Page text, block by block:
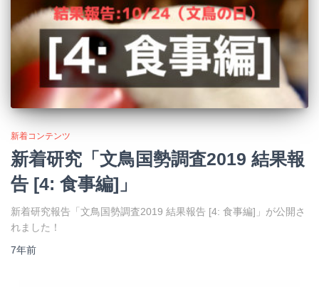
新着コンテンツ
新着研究「文鳥国勢調査2019 結果報
告 [4: 食事編]」
新着研究報告「文鳥国勢調査2019 結果報告 [4: 食事編]」が公開さ
れました！
7年前